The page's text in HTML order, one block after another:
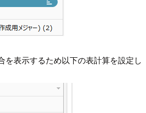
を表示するため以下の表計算を設定し